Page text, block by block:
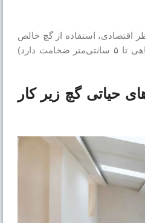
اقتصادی، استفاده از گچ خالص
برای لایه ضخیم زیرین (که گاهی تا ۵ سانتی‌متر ضخامت دارد)
حیاتی گچ زیر کار